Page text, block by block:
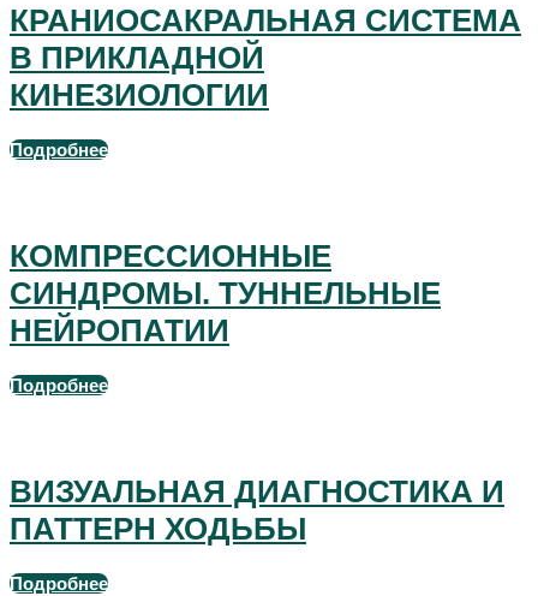
КРАНИОСАКРАЛЬНАЯ СИСТЕМА
В ПРИКЛАДНОЙ
КИНЕЗИОЛОГИИ
Подробнее
КОМПРЕССИОННЫЕ
СИНДРОМЫ. ТУННЕЛЬНЫЕ
НЕЙРОПАТИИ
Подробнее
ВИЗУАЛЬНАЯ ДИАГНОСТИКА И
ПАТТЕРН ХОДЬБЫ
Подробнее